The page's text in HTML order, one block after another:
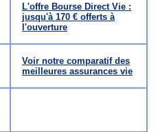
L'offre Bourse Direct Vie :
jusqu'à 170 € offerts à
l'ouverture
Voir notre comparatif des
meilleures assurances vie